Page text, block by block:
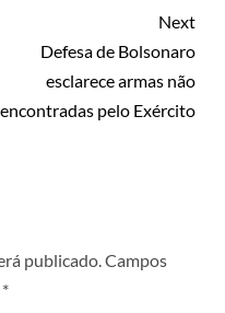
Next
Defesa de Bolsonaro
esclarece armas não
encontradas pelo Exército
publicado.Campos
*